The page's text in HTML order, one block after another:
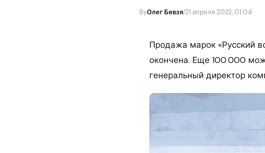
ByОлег Бевзя/21 апреля 2022, 01:04
Продажа марок «Русский
окончена. Еще 100 000
генеральный директор